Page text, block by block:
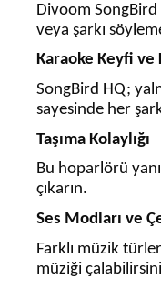
Divoom
veya şarkı
Karaoke Keyfi
SongBird HQ;
sayesinde her
Taşıma Kolaylığı
Bu hoparlörü
çıkarın.
Ses Modları ve
Farklı müzik
müziği